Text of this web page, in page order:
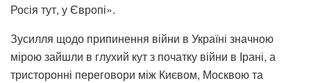
Росія тут, у Європі».
Зусилля щодо припинення війни в Україні значною
мірою зайшли в глухий кут з початку війни в Ірані, а
тристоронні переговори між Києвом, Москвою та